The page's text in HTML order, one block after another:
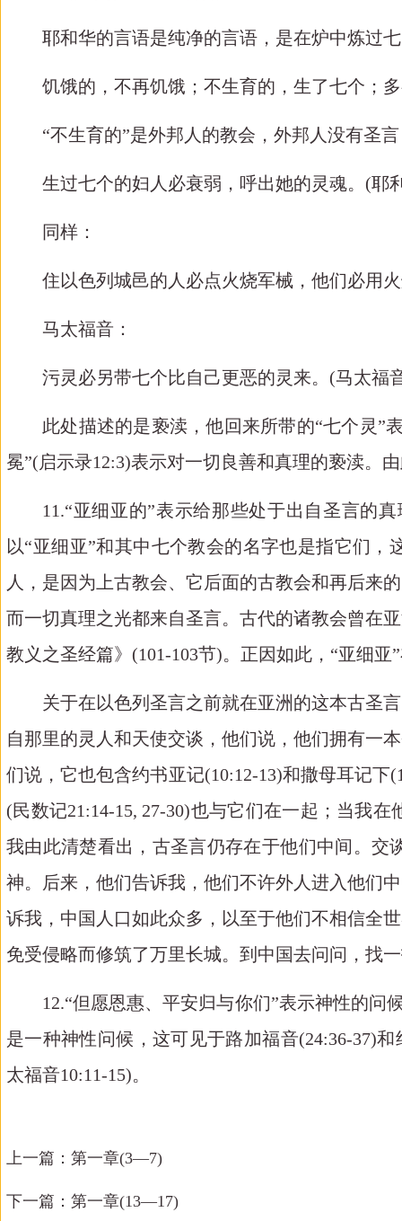
耶和华的言语是纯净的言语，是在炉中炼过
饥饿的，不再饥饿；不生育的，生了七个；
“不生育的”是外邦人的教会，外邦人没有圣
生过七个的妇人必衰弱，呼出她的灵魂。 (耶
同样：
住以色列城邑的人必点火烧军械，他们必用
马太福音：
污灵必另带七个比自己更恶的灵来。 (马太福
此处描述的是亵渎，他回来所带的“七个灵”
冕”(启示录12:3)表示对一切良善和真理的亵渎。
11.“亚细亚的”表示给那些处于出自圣言的
以“亚细亚”和其中七个教会的名字也是指它们
人，是因为上古教会、它后面的古教会和再后来
而一切真理之光都来自圣言。古代的诸教会曾在
教义之圣经篇》 (101-103节)。正因如此，“亚细亚
关于在以色列圣言之前就在亚洲的这本古圣
自那里的灵人和天使交谈，他们说，他们拥有一
们说，它也包含约书亚记(10:12-13)和撒母耳记下
(民数记21:14-15, 27-30)也与它们在一起；当我在
我由此清楚看出，古圣言仍存在于他们中间。
神。后来，他们告诉我，他们不许外人进入他们
诉我，中国人口如此众多，以至于他们不相信全
免受侵略而修筑了万里长城。到中国去问问，找
12.“但愿恩惠、平安归与你们”表示神性的问
是一种神性问候，这可见于路加福音(24:36-37)和
太福音10:11-15)。
上一篇： 第一章(3—7)
下一篇： 第一章(13—17)